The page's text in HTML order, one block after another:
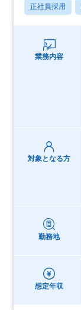
正社員採用
業務内容
対象となる方
勤務地
想定年収